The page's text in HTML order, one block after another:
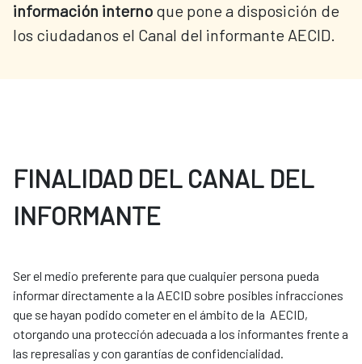
información interno que pone a disposición de
los ciudadanos el Canal del informante AECID.
FINALIDAD DEL CANAL DEL
INFORMANTE
Ser el medio preferente para que cualquier persona pueda
informar directamente a la AECID sobre posibles infracciones
que se hayan podido cometer en el ámbito de la AECID,
otorgando una protección adecuada a los informantes frente a
las represalias y con garantías de confidencialidad.